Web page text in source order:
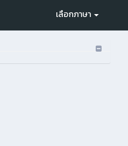
เลือกภาษา